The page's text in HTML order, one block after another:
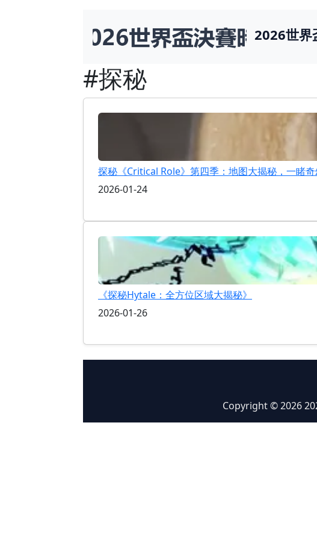
2026世界
#探秘
探秘《Critical Role》第四季：地图大揭秘，一睹奇
2026-01-24
《探秘Hytale：全方位区域大揭秘》
2026-01-26
Copyright © 2026